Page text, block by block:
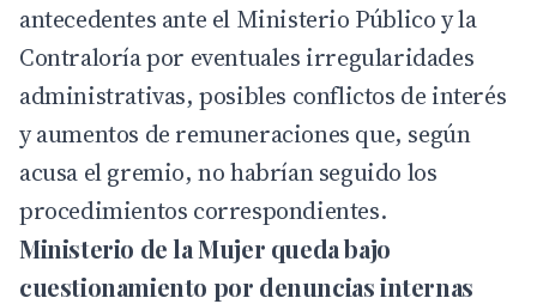
antecedentes ante el Ministerio Público y la
Contraloría por eventuales irregularidades
administrativas, posibles conflictos de interés
y aumentos de remuneraciones que, según
acusa el gremio, no habrían seguido los
procedimientos correspondientes.
Ministerio de la Mujer queda bajo
cuestionamiento por denuncias internas